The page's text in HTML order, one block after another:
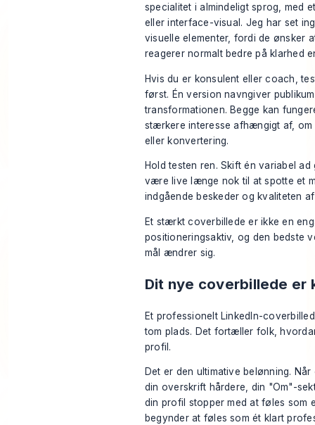
specialitet i almindeligt sprog, med
eller interface-visual. Jeg har set
visuelle elementer, fordi de ønsker
reagerer normalt bedre på klarhed
Hvis du er konsulent eller coach,
først. Én version navngiver
transformationen. Begge kan
stærkere interesse afhængigt af,
eller konvertering.
Hold testen ren. Skift én variabel
være live længe nok til at spotte et
indgående beskeder og kvaliteten
Et stærkt coverbillede er ikke en
positioneringsaktiv, og den bedste
mål ændrer sig.
Dit nye coverbillede er
Et professionelt LinkedIn-
tom plads. Det fortæller folk,
profil.
Det er den ultimative belønning.
din overskrift hårdere, din "Om"-
din profil stopper med at føles som
begynder at føles som ét klart